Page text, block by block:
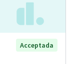
Acceptada